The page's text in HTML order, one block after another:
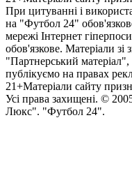
При цитуванні і
на "Футбол 24"
мережі Інтернет
обов'язкове. Матеріали
"Партнерський
публікуємо на правах
21+Матеріали сайту
Усi права захищенi. ©
Люкс". "Футбол 24".